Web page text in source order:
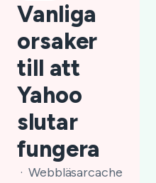
Vanliga
orsaker
till att
Yahoo
slutar
fungera
Webbläsarcache